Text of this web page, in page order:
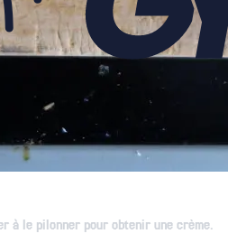
à le pilonner pour obtenir une crème.